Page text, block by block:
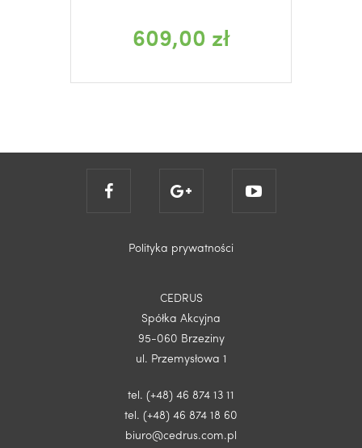
609,00 zł
Polityka prywatności
CEDRUS
Spółka Akcyjna
95-060 Brzeziny
ul. Przemysłowa 1
tel. (+48) 46 874 13 11
tel. (+48) 46 874 18 60
biuro@cedrus.com.pl